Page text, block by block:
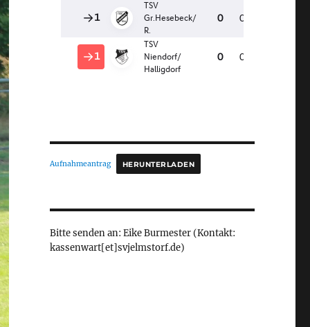
Aufnahmeantrag HERUNTERLADEN
Bitte senden an: Eike Burmester (Kontakt:
kassenwart[et]svjelmstorf.de)